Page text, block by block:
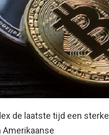
de laatste tijd een sterke